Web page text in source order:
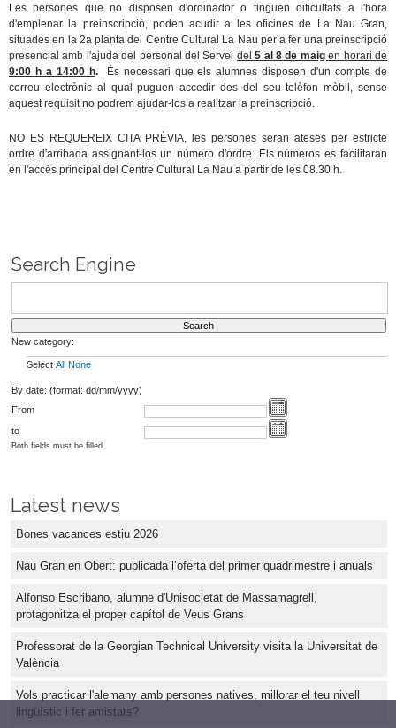
Les persones que no disposen d'ordinador o tinguen dificultats a l'hora
d'emplenar la preinscripció, poden acudir a les oficines de La Nau Gran,
situades en la 2a planta del Centre Cultural La Nau per a fer una preinscripció
presencial amb l'ajuda del personal del Servei del5 al 8 de maigen horari de
9:00 h a 14:00 h.És necessari que els alumnes disposen d'un compte de
correu electrònic al qual puguen accedir des del seu telèfon mòbil,sense
aquest requisit no podrem ajudar-los a realitzar la preinscripció.
NO ES REQUEREIX CITA PRÈVIA, les persones seran ateses per estricte
ordre d'arribada assignant-los un número d'ordre. Els números es facilitaran
en l'accés principal del Centre Cultural La Nau a partir de les 08.30 h.
Search Engine
New category:
Select All None
By date: (format: dd/mm/yyyy)
From
to
Both fields must be filled
Latest news
Bones vacances estiu 2026
Nau Gran en Obert: publicada l’oferta del primer quadrimestre i anuals
Alfonso Escribano, alumne d'Unisocietat de Massamagrell,
protagonitza el proper capítol de Veus Grans
Professorat de la Georgian Technical University visita la Universitat de
València
Vols practicar l'alemany amb persones natives, millorar el teu nivell
lingüístic i fer amistats?